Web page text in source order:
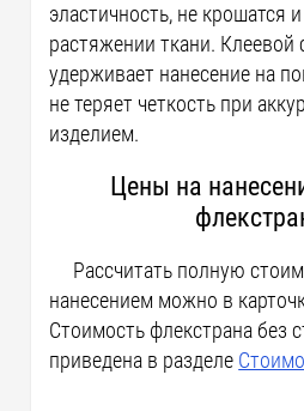
эластичность, не крошатся
растяжении ткани. Клеевой
удерживает нанесение на
не теряет четкость при
изделием.
Цены на
Рассчитать полную
нанесением можно в
Стоимость флекстрана без
приведена в разделе